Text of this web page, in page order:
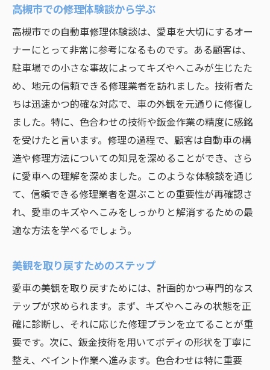
高槻市での修理体験談から学ぶ
高槻市での自動車修理体験談は、愛車を大切にするオー
ナーにとって非常に参考になるものです。ある顧客は、
駐車場での小さな事故によってキズやへこみが生じたた
め、地元の信頼できる修理業者を訪れました。技術者た
ちは迅速かつ的確な対応で、車の外観を元通りに修復し
ました。特に、色合わせの技術や鈑金作業の精度に感銘
を受けたと言います。修理の過程で、顧客は自動車の構
造や修理方法についての知見を深めることができ、さら
に愛車への理解を深めました。このような体験談を通じ
て、信頼できる修理業者を選ぶことの重要性が再確認さ
れ、愛車のキズやへこみをしっかりと解消するための最
適な方法を学べるでしょう。
美観を取り戻すためのステップ
愛車の美観を取り戻すためには、計画的かつ専門的なス
テップが求められます。まず、キズやへこみの状態を正
確に診断し、それに応じた修理プランを立てることが重
要です。次に、鈑金技術を用いてボディの形状を丁寧に
整え、ペイント作業へ進みます。色合わせは特に重要